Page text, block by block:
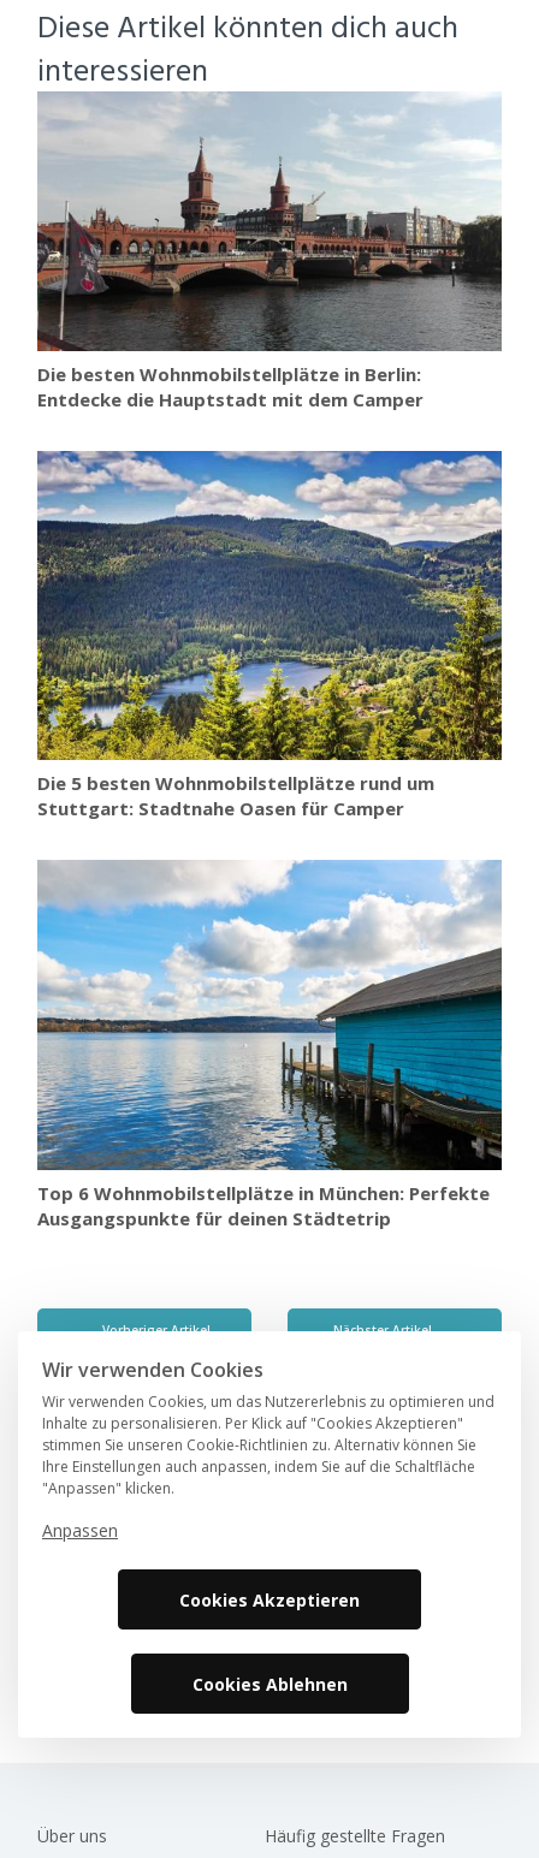
Diese Artikel könnten dich auch
interessieren
Die besten Wohnmobilstellplätze in Berlin:
Entdecke die Hauptstadt mit dem Camper
Die 5 besten Wohnmobilstellplätze rund um
Stuttgart: Stadtnahe Oasen für Camper
Top 6 Wohnmobilstellplätze in München: Perfekte
Ausgangspunkte für deinen Städtetrip
← Vorheriger Artikel Nächster Artikel →
Kategorien
Tipps & Trends(8)
Wohnmobiltypen & Modelle
Über uns
Häufig gestellte Fragen
Wir verwenden Cookies
Wir verwenden Cookies, um das Nutzererlebnis zu optimieren und
Inhalte zu personalisieren. Per Klick auf "Cookies Akzeptieren"
stimmen Sie unseren Cookie-Richtlinien zu. Alternativ können Sie
Ihre Einstellungen auch anpassen, indem Sie auf die Schaltfläche
"Anpassen" klicken.
Anpassen
Cookies Akzeptieren
Cookies Ablehnen